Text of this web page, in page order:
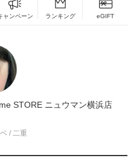
ャンペーン ランキング eGIFT
STORE ニュウマン横浜店
/ 二重